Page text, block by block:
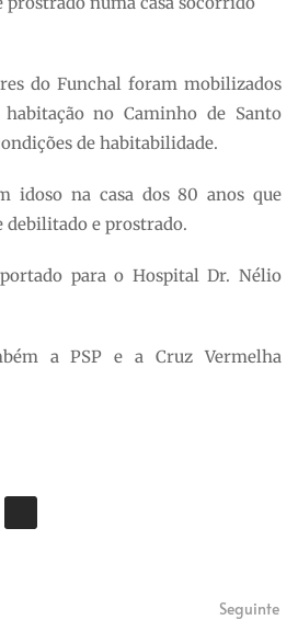
do Funchal foram mobilizados
no Caminho de Santo
de habitabilidade.
idoso na casa dos 80 anos que
e prostrado.
para o Hospital Dr. Nélio
a PSP e a Cruz Vermelha
Seguinte